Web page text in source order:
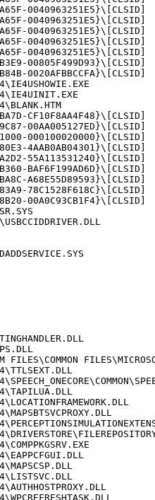
0040963251E5}\[CLSID]
0040963251E5}\[CLSID]
0040963251E5}\[CLSID]
0040963251E5}\[CLSID]
0040963251E5}\[CLSID]
00805F499D93}\[CLSID]
0020AFBBCCFA}\[CLSID]
CF10F8AA4F48}\[CLSID]
00AA005127ED}\[CLSID]
000100020000}\[CLSID]
4AAB0AB04301}\[CLSID]
55A113531240}\[CLSID]
BAF6F199AD6D}\[CLSID]
A68E55D89593}\[CLSID]
78C1528F618C}\[CLSID]
00A0C93CB1F4}\[CLSID]